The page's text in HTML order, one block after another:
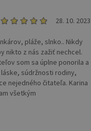
28. 10. 2023
pláže, slnko.. Nikdy
nikto z nás zažiť nechcel.
som sa úplne ponorila a
súdržnosti rodiny,
nejedného čitateľa. Karina
všetkým